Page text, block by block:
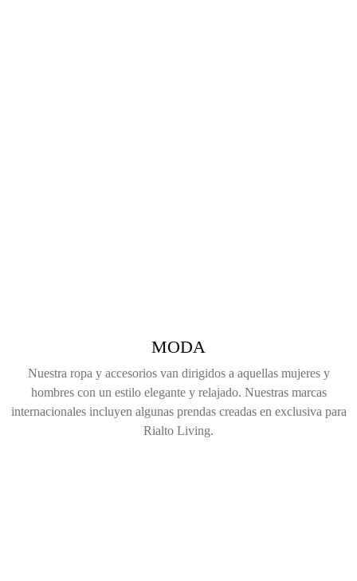
MODA
Nuestra ropa y accesorios van dirigidos a aquellas mujeres y
hombres con un estilo elegante y relajado. Nuestras marcas
internacionales incluyen algunas prendas creadas en exclusiva para
Rialto Living.